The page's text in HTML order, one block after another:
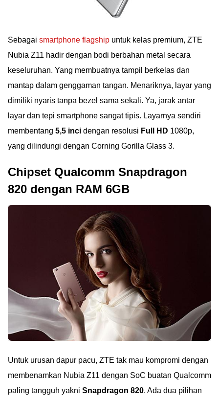
Sebagai smartphone flagship untuk kelas premium, ZTE
Nubia Z11 hadir dengan bodi berbahan metal secara
keseluruhan. Yang membuatnya tampil berkelas dan
mantap dalam genggaman tangan. Menariknya, layar yang
dimiliki nyaris tanpa bezel sama sekali. Ya, jarak antar
layar dan tepi smartphone sangat tipis. Layarnya sendiri
membentang 5,5 inci dengan resolusi Full HD 1080p,
yang dilindungi dengan Corning Gorilla Glass 3.
Chipset Qualcomm Snapdragon
820 dengan RAM 6GB
Untuk urusan dapur pacu, ZTE tak mau kompromi dengan
membenamkan Nubia Z11 dengan SoC buatan Qualcomm
paling tangguh yakni Snapdragon 820. Ada dua pilihan